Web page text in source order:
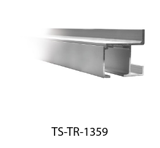
TS-TR-1359